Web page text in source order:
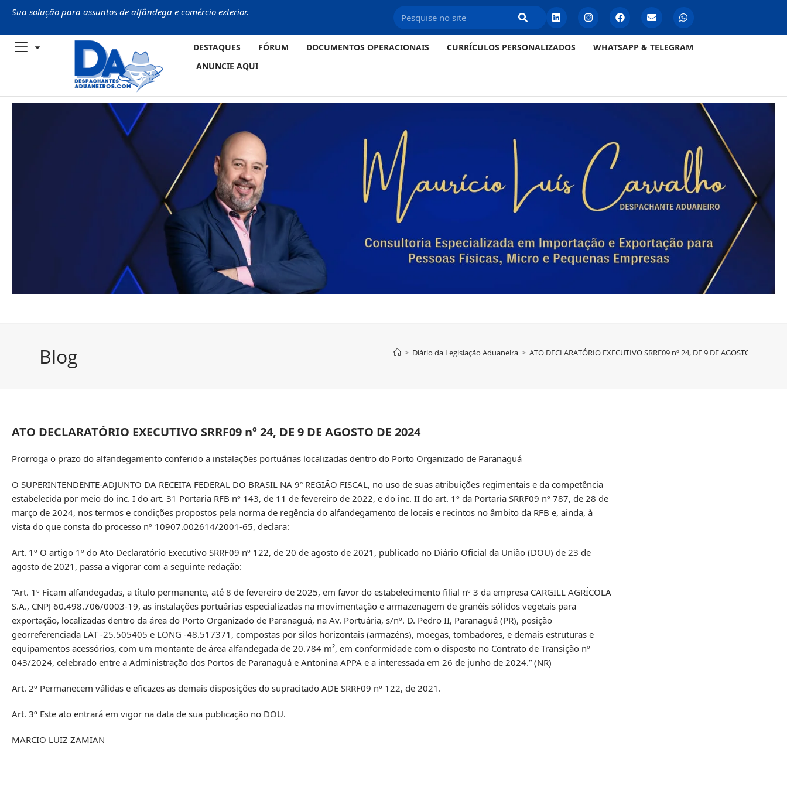
Sua solução para assuntos de alfândega e comércio exterior.
DESTAQUES FÓRUM DOCUMENTOS OPERACIONAIS CURRÍCULOS PERSONALIZADOS
WHATSAPP & TELEGRAM
ANUNCIE AQUI
Blog > Diário da Legislação Aduaneira > ATO DECLARATÓRIO EXECUTIVO SRRF09 nº 24, DE 9 DE AGOSTO DE 2024
ATO DECLARATÓRIO EXECUTIVO SRRF09 nº 24, DE 9 DE AGOSTO DE 2024
Prorroga o prazo do alfandegamento conferido a instalações portuárias localizadas dentro do Porto Organizado de Paranaguá
O SUPERINTENDENTE-ADJUNTO DA RECEITA FEDERAL DO BRASIL NA 9ª REGIÃO FISCAL, no uso de suas atribuições regimentais e da competência
estabelecida por meio do inc. I do art. 31 Portaria RFB nº 143, de 11 de fevereiro de 2022, e do inc. II do art. 1º da Portaria SRRF09 nº 787, de 28 de
março de 2024, nos termos e condições propostos pela norma de regência do alfandegamento de locais e recintos no âmbito da RFB e, ainda, à
vista do que consta do processo nº 10907.002614/2001-65, declara:
Art. 1º O artigo 1º do Ato Declaratório Executivo SRRF09 nº 122, de 20 de agosto de 2021, publicado no Diário Oficial da União (DOU) de 23 de
agosto de 2021, passa a vigorar com a seguinte redação:
“Art. 1º Ficam alfandegadas, a título permanente, até 8 de fevereiro de 2025, em favor do estabelecimento filial nº 3 da empresa CARGILL AGRÍCOLA
S.A., CNPJ 60.498.706/0003-19, as instalações portuárias especializadas na movimentação e armazenagem de granéis sólidos vegetais para
exportação, localizadas dentro da área do Porto Organizado de Paranaguá, na Av. Portuária, s/nº. D. Pedro II, Paranaguá (PR), posição
georreferenciada LAT -25.505405 e LONG -48.517371, compostas por silos horizontais (armazéns), moegas, tombadores, e demais estruturas e
equipamentos acessórios, com um montante de área alfandegada de 20.784 m², em conformidade com o disposto no Contrato de Transição nº
043/2024, celebrado entre a Administração dos Portos de Paranaguá e Antonina APPA e a interessada em 26 de junho de 2024.” (NR)
Art. 2º Permanecem válidas e eficazes as demais disposições do supracitado ADE SRRF09 nº 122, de 2021.
Art. 3º Este ato entrará em vigor na data de sua publicação no DOU.
MARCIO LUIZ ZAMIAN